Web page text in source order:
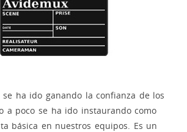
se ha ido ganando la confianza de los
a poco se ha ido instaurando como
básica en nuestros equipos. Es un